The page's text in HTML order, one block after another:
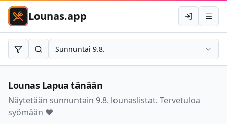
Lounas.app KirjauduAvaa
RajaaHae Sunnuntai 9.8.
Lounas Lapua tänään
Näytetään sunnuntain 9.8. lounaslistat. Tervetuloa
syömään ❤️